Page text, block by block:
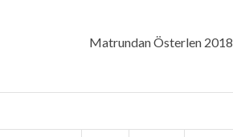
Matrundan Österlen 2018